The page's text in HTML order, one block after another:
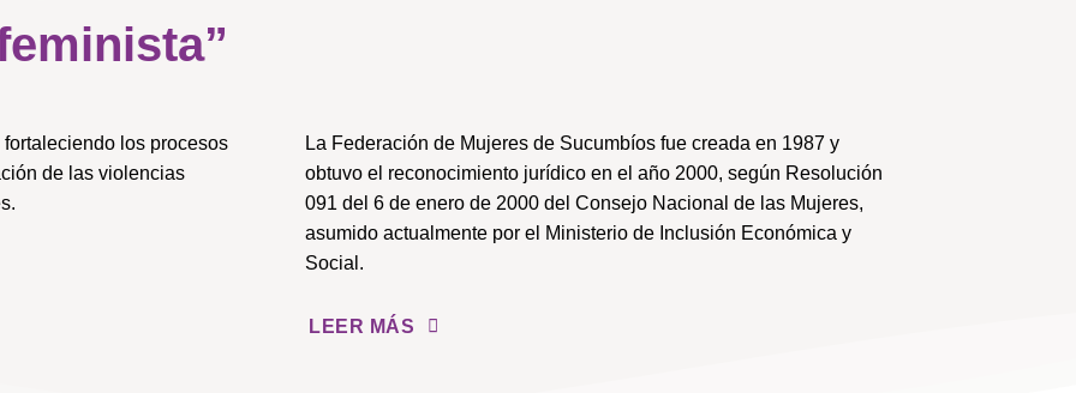
los procesos
de las violencias
La Federación de Mujeres de Sucumbíos fue creada en 1987 y
obtuvo el reconocimiento jurídico en el año 2000, según Resolución
091 del 6 de enero de 2000 del Consejo Nacional de las Mujeres,
asumido actualmente por el Ministerio de Inclusión Económica y
Social.
LEER MÁS